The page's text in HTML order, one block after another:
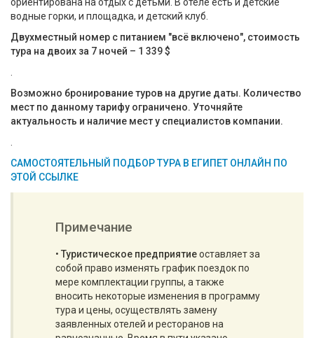
водные горки, и площадка, и детский клуб.
Двухместный номер с питанием "всё включено", стоимость
тура на двоих за 7 ночей – 1 339 $
Возможно бронирование туров на другие даты. Количество
мест по данному тарифу ограничено. Уточняйте
актуальность и наличие мест у специалистов компании.
САМОСТОЯТЕЛЬНЫЙ ПОДБОР ТУРА В ЕГИПЕТ ОНЛАЙН ПО
ЭТОЙ ССЫЛКЕ
Примечание
• Туристическое предприятиеоставляет за
собой право изменять график поездок по
мере комплектации группы, а также
вносить некоторые изменения в программу
тура и цены, осуществлять замену
заявленных отелей и ресторанов на